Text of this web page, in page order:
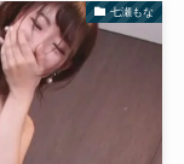
七瀬もな